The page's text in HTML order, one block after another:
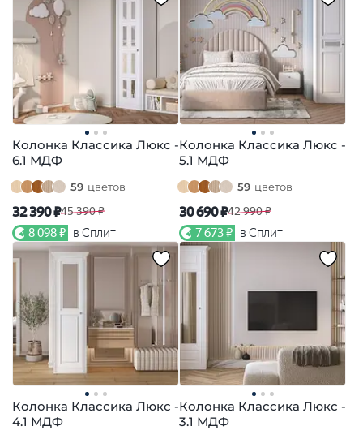
Колонка Классика Люкс -
6.1 МДФ
59 цветов
32 390 ₽45 390 ₽
8 098 ₽ в Сплит
Колонка Классика Люкс -
5.1 МДФ
59 цветов
30 690 ₽42 990 ₽
7 673 ₽ в Сплит
Колонка Классика Люкс -
4.1 МДФ
Колонка Классика Люкс -
3.1 МДФ